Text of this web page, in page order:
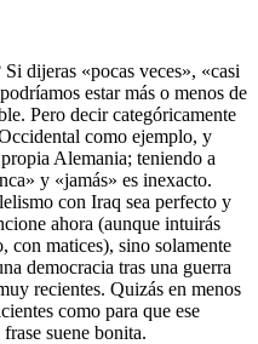
dijeras «pocas veces», «casi
estar más o menos de
Pero decir categóricamente
como ejemplo, y
Alemania; teniendo a
y «jamás» es inexacto.
con Iraq sea perfecto y
ahora (aunque intuirás
con matices), sino solamente
democracia tras una guerra
recientes. Quizás en menos
como para que ese
suene bonita.